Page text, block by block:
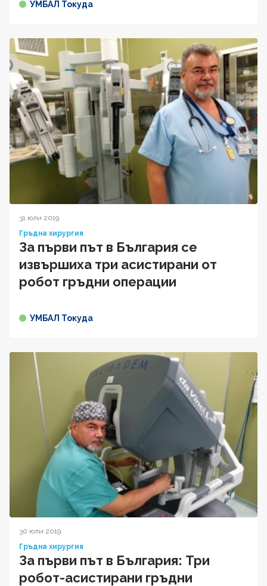
УМБАЛ Токуда
31 юли 2019
Гръдна хирургия
За първи път в България се
извършиха три асистирани от
робот гръдни операции
УМБАЛ Токуда
30 юли 2019
Гръдна хирургия
За първи път в България: Три
робот-асистирани гръдни